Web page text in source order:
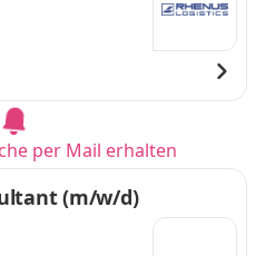
per Mail erhalten
(m/w/d)